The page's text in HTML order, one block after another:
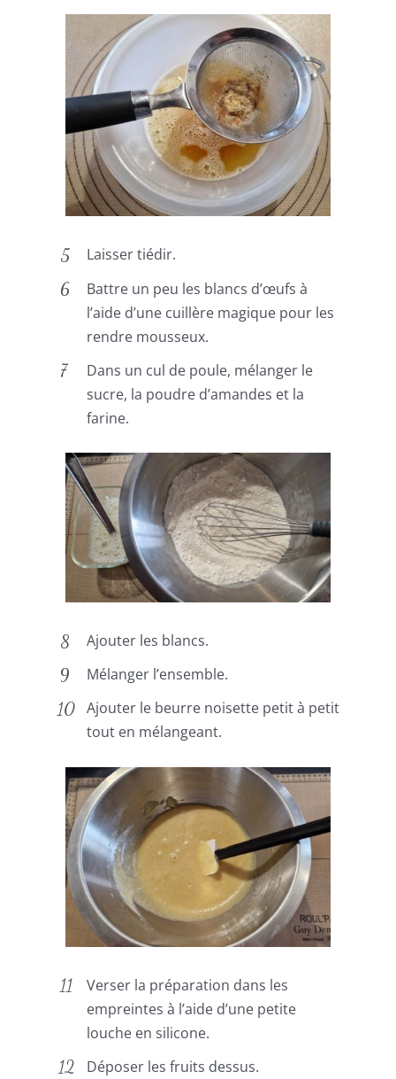
Laisser tiédir.
Battre un peu les blancs d’œufs à
l’aide d’une cuillère magique pour les
rendre mousseux.
Dans un cul de poule, mélanger le
sucre, la poudre d’amandes et la
farine.
Ajouter les blancs.
Mélanger l’ensemble.
Ajouter le beurre noisette petit à petit
tout en mélangeant.
Verser la préparation dans les
empreintes à l’aide d’une petite
louche en silicone.
Déposer les fruits dessus.